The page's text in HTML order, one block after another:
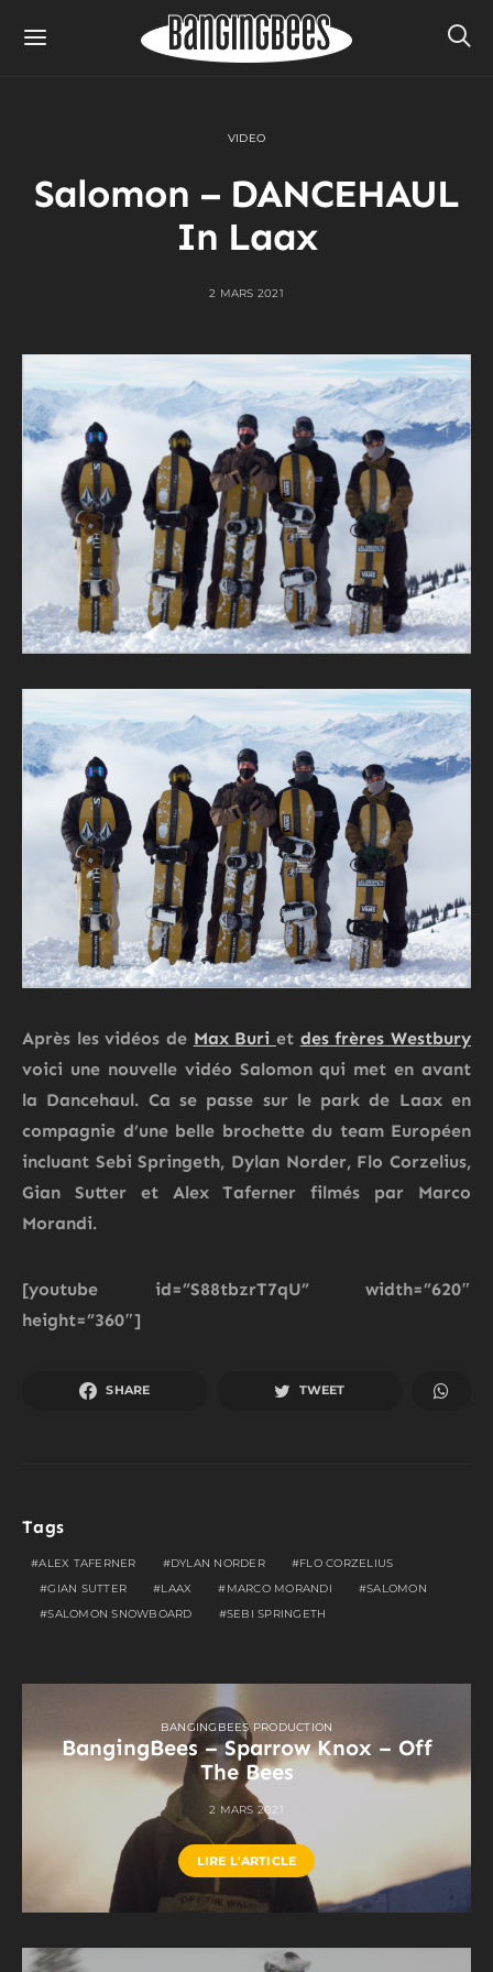
VIDEO
Salomon – DANCEHAUL
In Laax
2 MARS 2021
Après les vidéos de Max Buriet des frères Westbury
voici une nouvelle vidéo Salomonqui met en avant
la Dancehaul. Ca se passe sur le park de Laax en
compagnie d’une belle brochette du team Européen
incluant Sebi Springeth, Dylan Norder, Flo Corzelius,
Gian Sutter etAlex Taferner filmés par Marco
Morandi.
[youtube id=”S88tbzrT7qU” width=”620″
height=”360″]
SHARE TWEET
Tags
ALEX TAFERNER DYLAN NORDER
FLO CORZELIUS
GIAN SUTTER
LAAX MARCO MORANDI
SALOMON
SALOMON SNOWBOARD
SEBI SPRINGETH
BANGINGBEES PRODUCTION
BangingBees – Sparrow Knox – Off
The Bees
2 MARS 2021
LIRE L'ARTICLE